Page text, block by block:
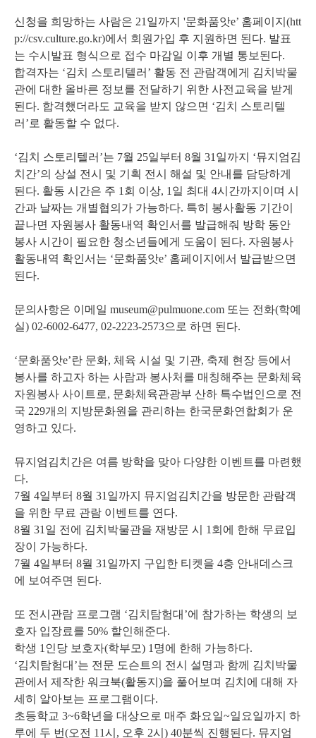
신청을 희망하는 사람은 21일까지 '문화품앗e’ 홈페이지(htt
p://csv.culture.go.kr)에서 회원가입 후 지원하면 된다. 발표
는 수시발표 형식으로 접수 마감일 이후 개별 통보된다.
합격자는 ‘김치 스토리텔러’ 활동 전 관람객에게 김치박물
관에 대한 올바른 정보를 전달하기 위한 사전교육을 받게
된다. 합격했더라도 교육을 받지 않으면 ‘김치 스토리텔
러’로 활동할 수 없다.
‘김치 스토리텔러’는 7월 25일부터 8월 31일까지 ‘뮤지엄김
치간’의 상설 전시 및 기획 전시 해설 및 안내를 담당하게
된다. 활동 시간은 주 1회 이상, 1일 최대 4시간까지이며 시
간과 날짜는 개별협의가 가능하다. 특히 봉사활동 기간이
끝나면 자원봉사 활동내역 확인서를 발급해줘 방학 동안
봉사 시간이 필요한 청소년들에게 도움이 된다. 자원봉사
활동내역 확인서는 ‘문화품앗e’ 홈페이지에서 발급받으면
된다.
문의사항은 이메일 museum@pulmuone.com 또는 전화(학예
실) 02-6002-6477, 02-2223-2573으로 하면 된다.
‘문화품앗e’란 문화, 체육 시설 및 기관, 축제 현장 등에서
봉사를 하고자 하는 사람과 봉사처를 매칭해주는 문화체육
자원봉사 사이트로, 문화체육관광부 산하 특수법인으로 전
국 229개의 지방문화원을 관리하는 한국문화연합회가 운
영하고 있다.
뮤지엄김치간은 여름 방학을 맞아 다양한 이벤트를 마련했
다.
7월 4일부터 8월 31일까지 뮤지엄김치간을 방문한 관람객
을 위한 무료 관람 이벤트를 연다.
8월 31일 전에 김치박물관을 재방문 시 1회에 한해 무료입
장이 가능하다.
7월 4일부터 8월 31일까지 구입한 티켓을 4층 안내데스크
에 보여주면 된다.
또 전시관람 프로그램 ‘김치탐험대’에 참가하는 학생의 보
호자 입장료를 50% 할인해준다.
학생 1인당 보호자(학부모) 1명에 한해 가능하다.
‘김치탐험대’는 전문 도슨트의 전시 설명과 함께 김치박물
관에서 제작한 워크북(활동지)을 풀어보며 김치에 대해 자
세히 알아보는 프로그램이다.
초등학교 3~6학년을 대상으로 매주 화요일~일요일까지 하
루에 두 번(오전 11시, 오후 2시) 40분씩 진행된다. 뮤지엄